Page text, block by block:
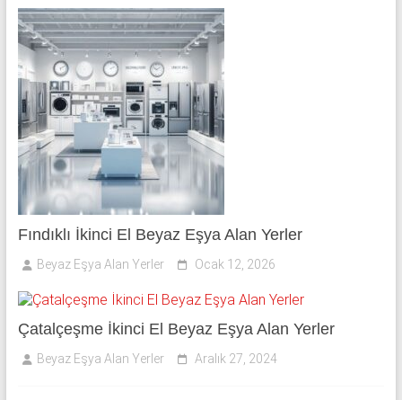
Fındıklı İkinci El Beyaz Eşya Alan Yerler
Beyaz Eşya Alan Yerler Ocak 12, 2026
Çatalçeşme İkinci El Beyaz Eşya Alan Yerler
Beyaz Eşya Alan Yerler Aralık 27, 2024